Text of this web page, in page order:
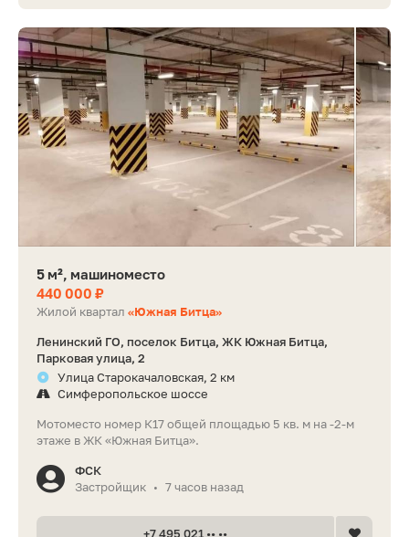
5 м², машиноместо
440 000 ₽
Жилой квартал «Южная Битца»
Ленинский ГО, поселок Битца, ЖК Южная Битца,
Парковая улица, 2
Улица Старокачаловская, 2 км
Симферопольское шоссе
Мотоместо номер К17 общей площадью 5 кв. м на -2-м
этаже в ЖК «Южная Битца».
ФСК
Застройщик • 7 часов назад
+7 495 021 •• ••